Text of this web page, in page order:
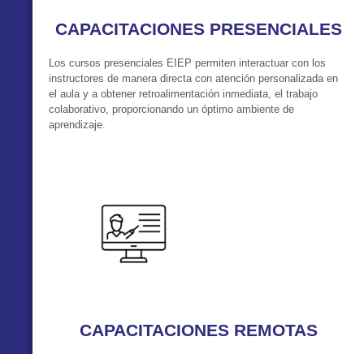
CAPACITACIONES PRESENCIALES
Los cursos presenciales EIEP permiten interactuar con los
instructores de manera directa con atención personalizada en
el aula y a obtener retroalimentación inmediata, el trabajo
colaborativo, proporcionando un óptimo ambiente de
aprendizaje.
CAPACITACIONES REMOTAS